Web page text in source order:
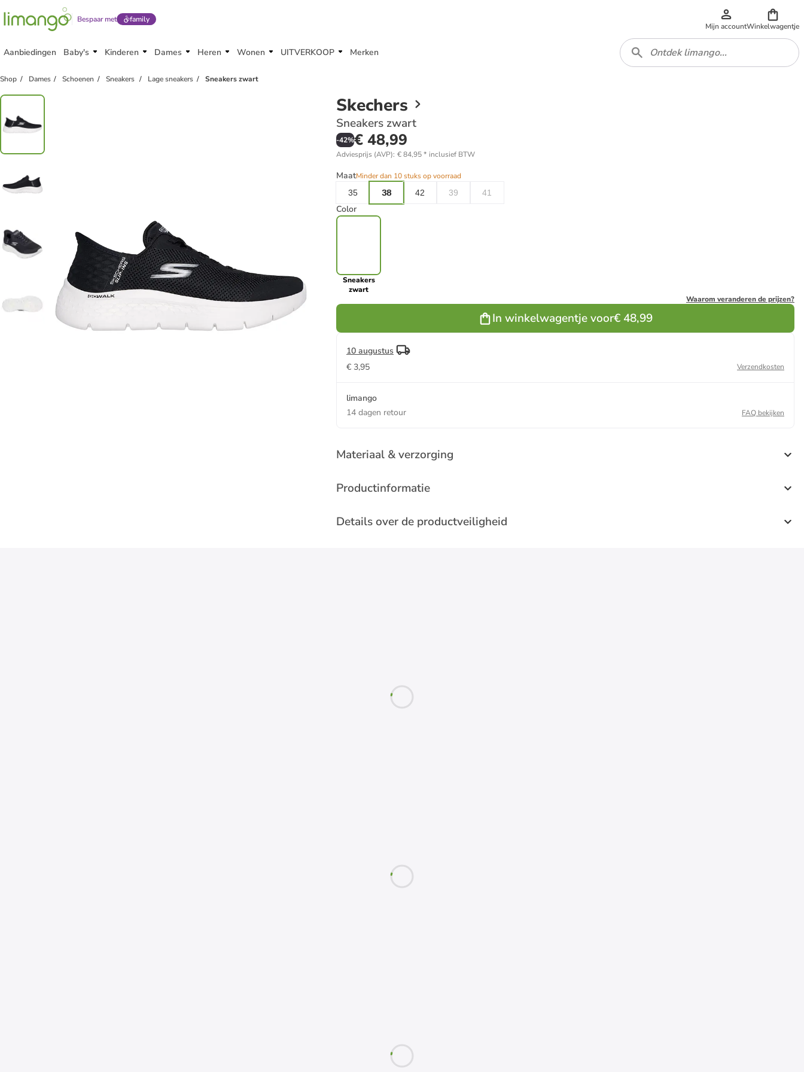
Bespaar met family
Mijn accountWinkelwagentje
Aanbiedingen Baby's Kinderen Dames Heren Wonen UITVERKOOP Merken
Shop Dames Schoenen Sneakers Lage sneakers Sneakers zwart
Skechers
Sneakers zwart
-42%€ 48,99
Adviesprijs (AVP): € 84,95* inclusief BTW
MaatMinder dan 10 stuks op voorraad
35
38 42 39 41
Color
Sneakers
zwart
Waarom veranderen de prijzen?
In winkelwagentje voor€ 48,99
10 augustus
€ 3,95
Verzendkosten
limango
14 dagen retour
FAQ bekijken
Materiaal & verzorging
Productinformatie
Details over de productveiligheid